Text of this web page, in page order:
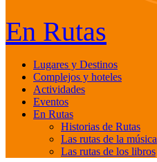
En Rutas
Lugares y Destinos
Complejos y hoteles
Actividades
Eventos
En Rutas
Historias de Rutas
Las rutas de la música
Las rutas de los libros